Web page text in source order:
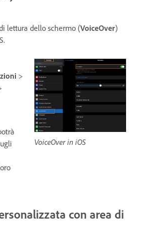
lettura dello schermo (VoiceOver)
>
VoiceOver in iOS
con area di